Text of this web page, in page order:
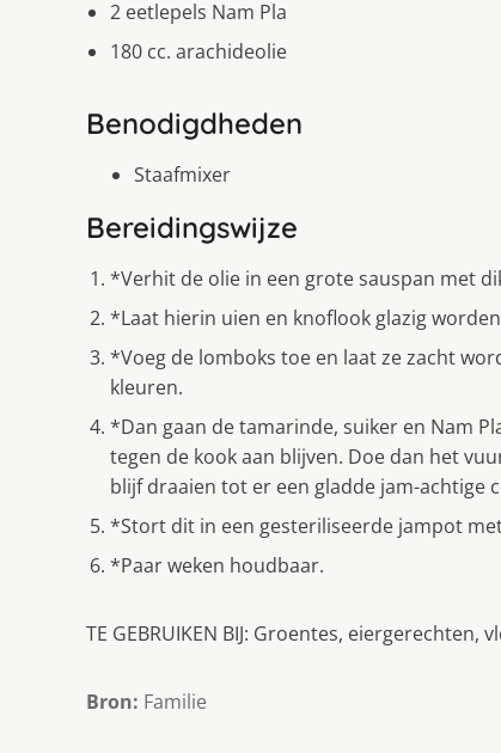
2 eetlepels Nam Pla
180 cc. arachideolie
Benodigdheden
Staafmixer
Bereidingswijze
*Verhit de olie in een grote sauspan met
*Laat hierin uien en knoflook glazig
*Voeg de lomboks toe en laat ze zacht
kleuren.
*Dan gaan de tamarinde, suiker en Nam
tegen de kook aan blijven. Doe dan het
blijf draaien tot er een gladde jam-achtige
*Stort dit in een gesteriliseerde jampot
*Paar weken houdbaar.
TE GEBRUIKEN BIJ: Groentes,
Bron: Familie